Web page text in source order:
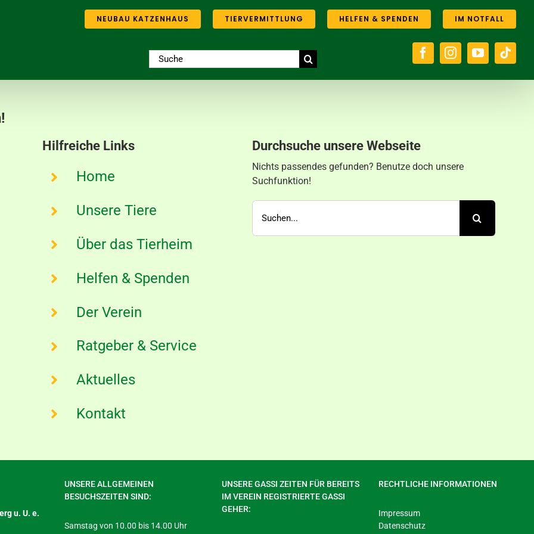
NEUBAU KATZENHAUS TIERVERMITTLUNG HELFEN & SPENDEN IM NOTFALL
Suche
nach:
Hilfreiche Links
Home
Unsere Tiere
Über das Tierheim
Helfen & Spenden
Der Verein
Ratgeber & Service
Aktuelles
Kontakt
Durchsuche unsere Webseite
Nichts passendes gefunden? Benutze doch unsere
Suchfunktion!
Suche
nach:
u. U. e.
UNSERE ALLGEMEINEN
BESUCHSZEITEN SIND:
Samstag von 10.00 bis 14.00 Uhr
UNSERE GASSI ZEITEN FÜR BEREITS
IM VEREIN REGISTRIERTE GASSI
GEHER:
RECHTLICHE INFORMATIONEN
Impressum
Datenschutz